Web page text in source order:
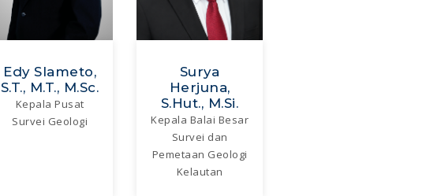
Edy Slameto,
S.T., M.T., M.Sc.
Kepala Pusat
Survei Geologi
Surya
Herjuna,
S.Hut., M.Si.
Kepala Balai Besar
Survei dan
Pemetaan Geologi
Kelautan